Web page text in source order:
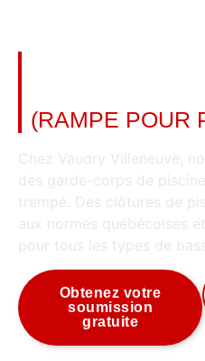
(RAMPE POUR
Chez Vaudry Villeneuve,
des garde-corps de
trempé. Des clôtures de
aux normes québécoises
pour tous les types de
Obtenez votre
soumission
gratuite